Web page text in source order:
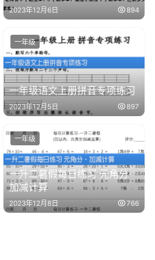
2023年12月6日 894
一年级语文上册拼音专项练习
2023年12月5日 897
一年级
一升二暑假每日练习 元角分·
加减计算
2023年12月8日 766
一年级